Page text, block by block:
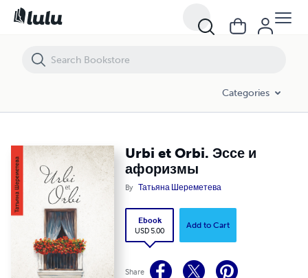
Categories
Urbi et Orbi. Эссе и
афоризмы
By Татьяна Шереметева
Ebook
USD 5.00
Add to Cart
Share
Urbi et Orbi. Эссе и афоризмы